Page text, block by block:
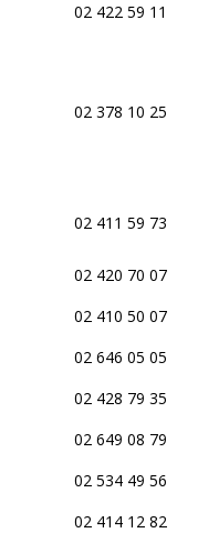
02 422 59 11
02 378 10 25
02 411 59 73
02 420 70 07
02 410 50 07
02 646 05 05
02 428 79 35
02 649 08 79
02 534 49 56
02 414 12 82